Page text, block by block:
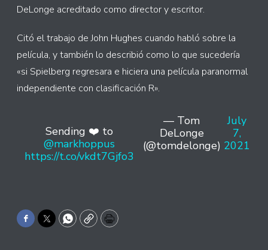
DeLonge acreditado como director y escritor.
Citó el trabajo de John Hughes cuando habló sobre la
película, y también lo describió como lo que sucedería
«si Spielberg regresara e hiciera una película paranormal
independiente con clasificación R».
Sending ❤️ to
@markhoppus
https://t.co/vkdt7Gjfo3
— Tom
DeLonge
(@tomdelonge)
July
7,
2021
Facebook
TwitterWhatsApp
CopyPrint